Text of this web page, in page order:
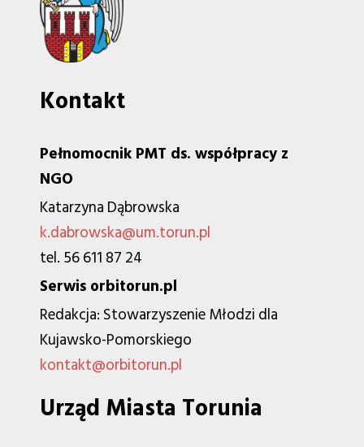
Kontakt
Pełnomocnik PMT ds. współpracy z
NGO
Katarzyna Dąbrowska
k.dabrowska@um.torun.pl
tel. 56 611 87 24
Serwis orbitorun.pl
Redakcja: Stowarzyszenie Młodzi dla
Kujawsko-Pomorskiego
kontakt@orbitorun.pl
Urząd Miasta Torunia